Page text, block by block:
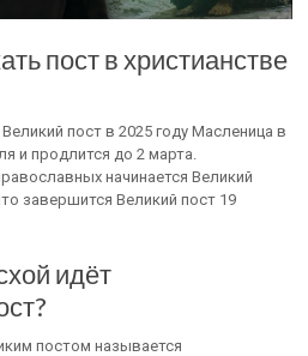
пост в христианстве
пост в 2025 году Масленица в
и продлится до 2 марта.
начинается Великий
завершится Великий пост 19
идёт
постом называется